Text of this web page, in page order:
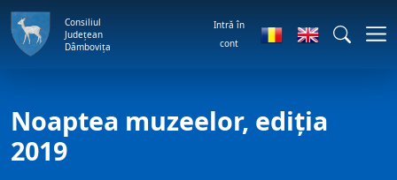
Consiliul
Județean
Dâmbovița
Intră în
cont
Noaptea muzeelor, ediția
2019